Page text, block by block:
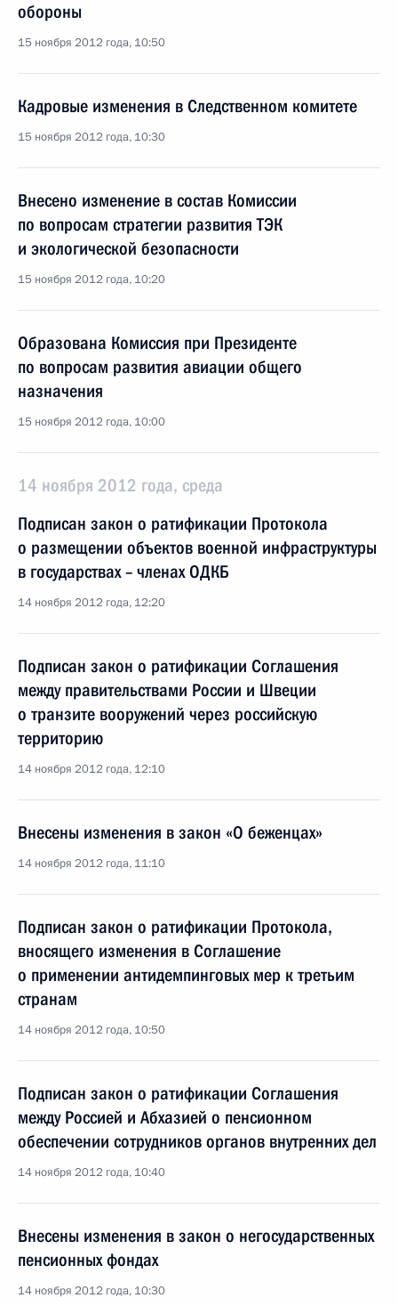
обороны
15 ноября 2012 года, 10:50
Кадровые изменения в Следственном комитете
15 ноября 2012 года, 10:30
Внесено изменение в состав Комиссии
по вопросам стратегии развития ТЭК
и экологической безопасности
15 ноября 2012 года, 10:20
Образована Комиссия при Президенте
по вопросам развития авиации общего
назначения
15 ноября 2012 года, 10:00
14 ноября 2012 года, среда
Подписан закон о ратификации Протокола
о размещении объектов военной инфраструктуры
в государствах – членах ОДКБ
14 ноября 2012 года, 12:20
Подписан закон о ратификации Соглашения
между правительствами России и Швеции
о транзите вооружений через российскую
территорию
14 ноября 2012 года, 12:10
Внесены изменения в закон «О беженцах»
14 ноября 2012 года, 11:10
Подписан закон о ратификации Протокола,
вносящего изменения в Соглашение
о применении антидемпинговых мер к третьим
странам
14 ноября 2012 года, 10:50
Подписан закон о ратификации Соглашения
между Россией и Абхазией о пенсионном
обеспечении сотрудников органов внутренних дел
14 ноября 2012 года, 10:40
Внесены изменения в закон о негосударственных
пенсионных фондах
14 ноября 2012 года, 10:30